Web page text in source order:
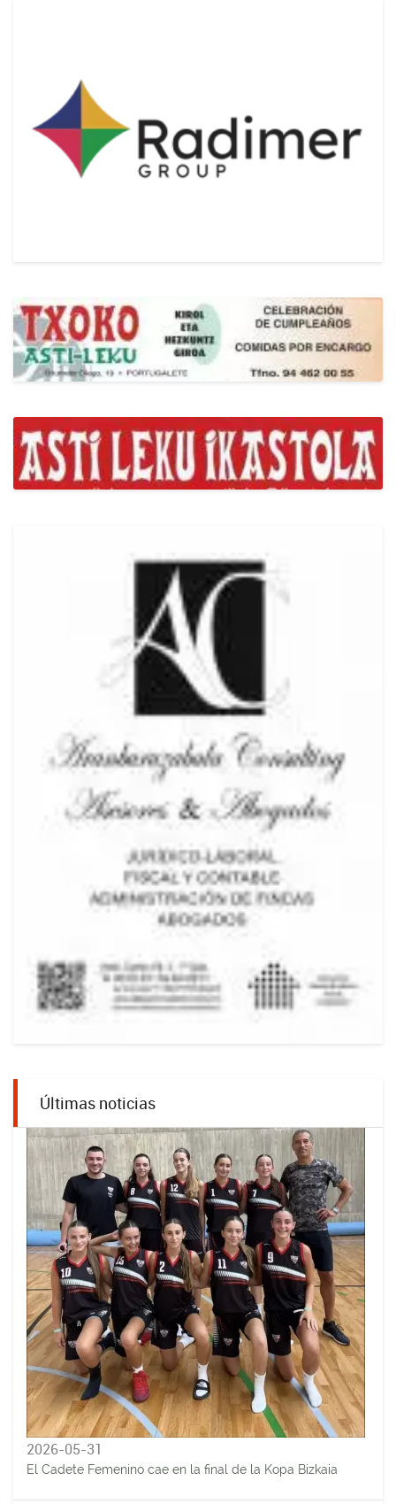
Últimas noticias
2026-05-31
El Cadete Femenino cae en la final de la Kopa Bizkaia